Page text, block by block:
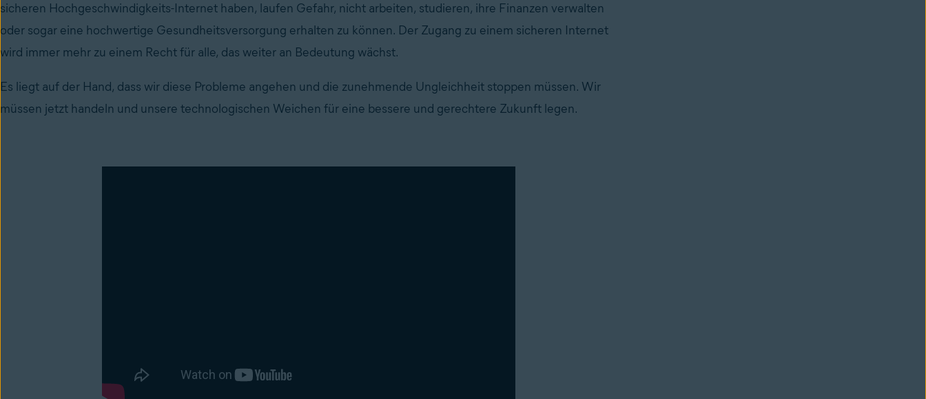
sicheren Hochgeschwindigkeits-Internet haben, laufen Gefahr, nicht arbeiten, studieren, ihre Finanzen verwalten
oder sogar eine hochwertige Gesundheitsversorgung erhalten zu können. Der Zugang zu einem sicheren Internet
wird immer mehr zu einem Recht für alle, das weiter an Bedeutung wächst.
Es liegt auf der Hand, dass wir diese Probleme angehen und die zunehmende Ungleichheit stoppen müssen. Wir
müssen jetzt handeln und unsere technologischen Weichen für eine bessere und gerechtere Zukunft legen.